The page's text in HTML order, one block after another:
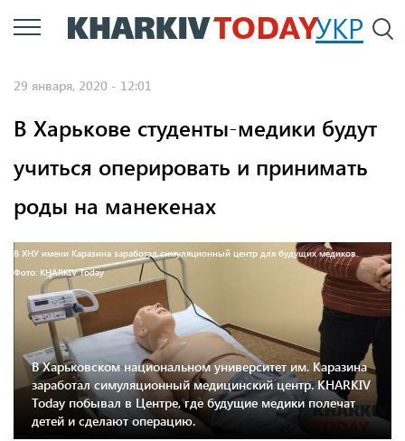
Перейти
к
УКР
29 января, 2020 - 12:01
В Харькове студенты-медики будут
учиться оперировать и принимать
роды на манекенах
В ХНУ имени Каразина заработал симуляционный центр для будущих медиков.
Фото: KHARKIV Today
В Харьковском национальном университет им. Каразина
заработал симуляционный медицинский центр. KHARKIV
Today побывал в Центре, где будущие медики полечат
детей и сделают операцию.